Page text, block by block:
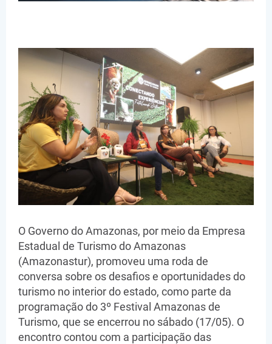
O Governo do Amazonas, por meio da Empresa
Estadual de Turismo do Amazonas
(Amazonastur), promoveu uma roda de
conversa sobre os desafios e oportunidades do
turismo no interior do estado, como parte da
programação do 3º Festival Amazonas de
Turismo, que se encerrou no sábado (17/05). O
encontro contou com a participação das